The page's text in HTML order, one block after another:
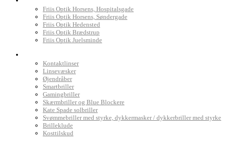
Friis Optik Horsens, Hospitalsgade
Friis Optik Horsens, Søndergade
Friis Optik Hedensted
Friis Optik Brædstrup
Friis Optik Juelsminde
Kontaktlinser
Linsevæsker
Øjendråber
Smartbriller
Gamingbriller
Skærmbriller og Blue Blockere
Kate Spade solbriller
Svømmebriller med styrke, dykkermasker / dykkerbriller med styrke
Brilleklude
Kosttilskud